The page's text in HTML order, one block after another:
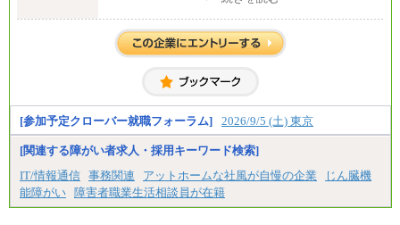
月給 200,000円～250,000円
入社時の処遇は経験・能力を考慮の上、当社規程に
より決定します。
お伝えします。
[参加予定クローバー就職フォーラム] 2026/9/5 (土) 東京
[関連する障がい者求人・採用キーワード検索]
IT/情報通信 事務関連 アットホームな社風が自慢の企業
じん臓機
能障がい 障害者職業生活相談員が在籍